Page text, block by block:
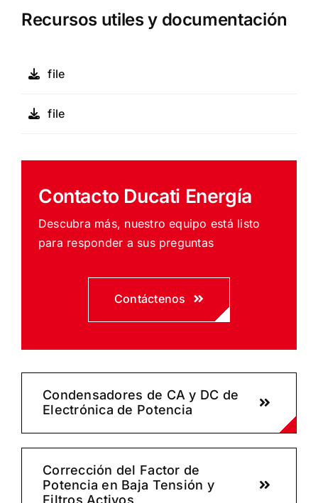
Recursos utiles y documentación
file
file
Contacto Ducati Energía
Descubra más, nuestro equipo está listo
para responder a sus preguntas
Contáctenos
Condensadores de CA y DC de
Electrónica de Potencia
Corrección del Factor de
Potencia en Baja Tensión y
Filtros Activos